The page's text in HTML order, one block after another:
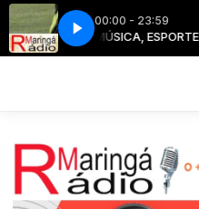
00:00 - 23:59
MÚSICA, ESPORTE E